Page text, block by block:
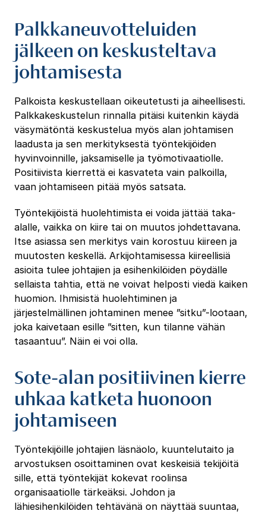
Palkkaneuvotteluiden
jälkeen on keskusteltava
johtamisesta
Palkoista keskustellaan oikeutetusti ja aiheellisesti.
Palkkakeskustelun rinnalla pitäisi kuitenkin käydä
väsymätöntä keskustelua myös alan johtamisen
laadusta ja sen merkityksestä työntekijöiden
hyvinvoinnille, jaksamiselle ja työmotivaatiolle.
Positiivista kierrettä ei kasvateta vain palkoilla,
vaan johtamiseen pitää myös satsata.
Työntekijöistä huolehtimista ei voida jättää taka-
alalle, vaikka on kiire tai on muutos johdettavana.
Itse asiassa sen merkitys vain korostuu kiireen ja
muutosten keskellä. Arkijohtamisessa kiireellisiä
asioita tulee johtajien ja esihenkilöiden pöydälle
sellaista tahtia, että ne voivat helposti viedä kaiken
huomion. Ihmisistä huolehtiminen ja
järjestelmällinen johtaminen menee ”sitku”-lootaan,
joka kaivetaan esille ”sitten, kun tilanne vähän
tasaantuu”. Näin ei voi olla.
Sote-alan positiivinen kierre
uhkaa katketa huonoon
johtamiseen
Työntekijöille johtajien läsnäolo, kuuntelutaito ja
arvostuksen osoittaminen ovat keskeisiä tekijöitä
sille, että työntekijät kokevat roolinsa
organisaatiolle tärkeäksi. Johdon ja
lähiesihenkilöiden tehtävänä on näyttää suuntaa,